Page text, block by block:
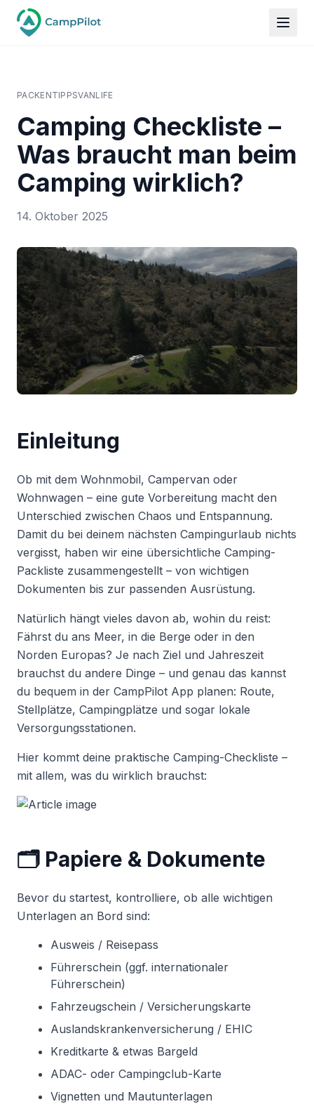
PACKENTIPPSVANLIFE
Camping Checkliste –
Was braucht man beim
Camping wirklich?
14. Oktober 2025
Einleitung
Ob mit dem Wohnmobil, Campervan oder
Wohnwagen – eine gute Vorbereitung macht den
Unterschied zwischen Chaos und Entspannung.
Damit du bei deinem nächsten Campingurlaub nichts
vergisst, haben wir eine übersichtliche Camping-
Packliste zusammengestellt – von wichtigen
Dokumenten bis zur passenden Ausrüstung.
Natürlich hängt vieles davon ab, wohin du reist:
Fährst du ans Meer, in die Berge oder in den
Norden Europas? Je nach Ziel und Jahreszeit
brauchst du andere Dinge – und genau das kannst
du bequem in der CampPilot App planen: Route,
Stellplätze, Campingplätze und sogar lokale
Versorgungsstationen.
Hier kommt deine praktische Camping-Checkliste –
mit allem, was du wirklich brauchst:
🗂️ Papiere & Dokumente
Bevor du startest, kontrolliere, ob alle wichtigen
Unterlagen an Bord sind:
Ausweis / Reisepass
Führerschein (ggf. internationaler
Führerschein)
Fahrzeugschein / Versicherungskarte
Auslandskrankenversicherung / EHIC
Kreditkarte & etwas Bargeld
ADAC- oder Campingclub-Karte
Vignetten und Mautunterlagen